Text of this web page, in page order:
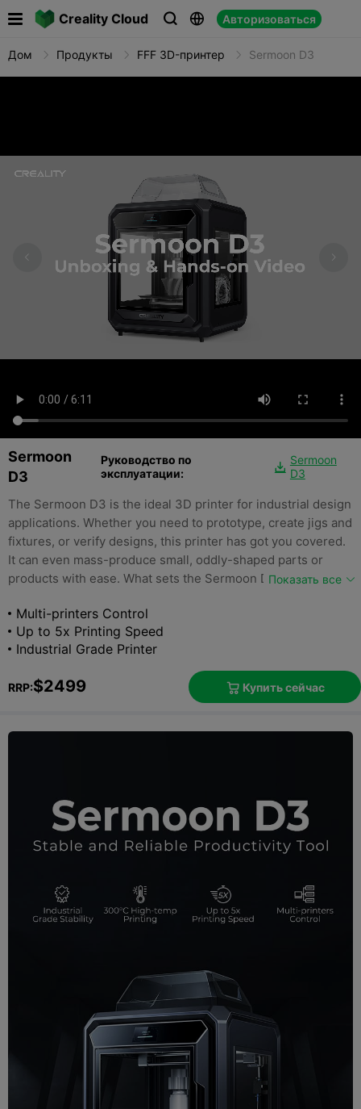
Creality Cloud   Авторизоваться

Дом Продукты FFF 3D-принтер Sermoon D3
Sermoon
D3
Руководство по
эксплуатации:

Sermoon
D3
The Sermoon D3 is the ideal 3D printer for industrial design
applications. Whether you need to prototype, create jigs and
fixtures, or verify designs, this printer has got you covered.
It can even mass-produce small, oddly-shaped parts or
products with ease. What sets the Sermoon D3 apart is its
manner, providing you with stable, reliable results every
time.
Показать все
Multi-printers Control
Up to 5x Printing Speed
Industrial Grade Printer
RRP:$2499  Купить сейчас